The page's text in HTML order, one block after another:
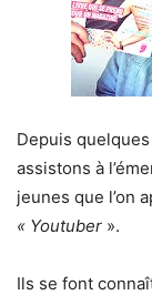
Depuis
assistons à
jeunes que l’on
« Youtuber ».
Ils se font